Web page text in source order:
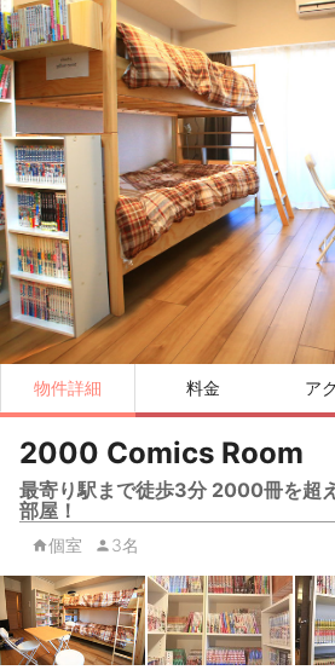
物件詳細 料金 ア
2000 Comics Room
最寄り駅まで徒歩3分 2000冊を超
部屋！
個室 3名